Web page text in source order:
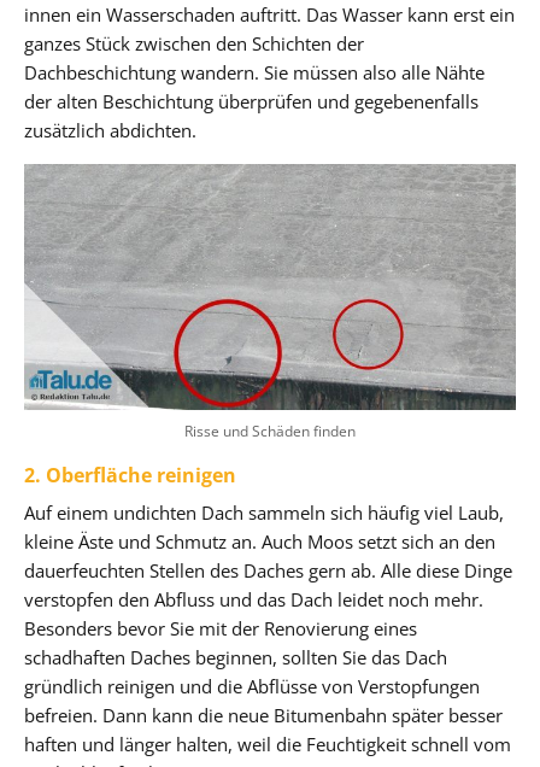
innen ein Wasserschaden auftritt. Das Wasser kann erst ein
ganzes Stück zwischen den Schichten der
Dachbeschichtung wandern. Sie müssen also alle Nähte
der alten Beschichtung überprüfen und gegebenenfalls
zusätzlich abdichten.
Risse und Schäden finden
2. Oberfläche reinigen
Auf einem undichten Dach sammeln sich häufig viel Laub,
kleine Äste und Schmutz an. Auch Moos setzt sich an den
dauerfeuchten Stellen des Daches gern ab. Alle diese Dinge
verstopfen den Abfluss und das Dach leidet noch mehr.
Besonders bevor Sie mit der Renovierung eines
schadhaften Daches beginnen, sollten Sie das Dach
gründlich reinigen und die Abflüsse von Verstopfungen
befreien. Dann kann die neue Bitumenbahn später besser
haften und länger halten, weil die Feuchtigkeit schnell vom